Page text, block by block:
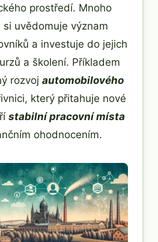
prostředí. Mnoho
uvědomuje význam
a investuje do jejich
a školení. Příkladem
rozvoj automobilového
který přitahuje nové
stabilní pracovní místa
ohodnocením.